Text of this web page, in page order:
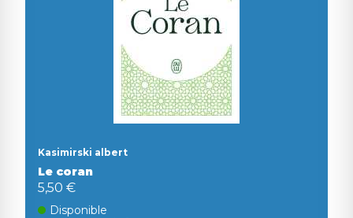
Kasimirski albert
Le coran
5,50 €
Disponible